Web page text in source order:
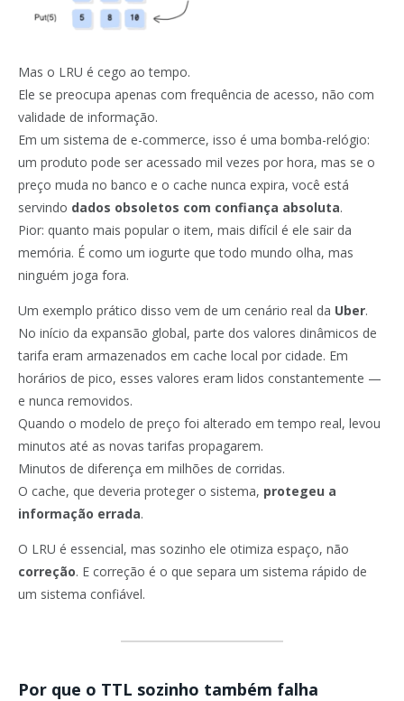
Mas o LRU é cego ao tempo.
Ele se preocupa apenas com frequência de acesso, não com
validade de informação.
Em um sistema de e-commerce, isso é uma bomba-relógio:
um produto pode ser acessado mil vezes por hora, mas se o
preço muda no banco e o cache nunca expira, você está
servindo dados obsoletos com confiança absoluta.
Pior: quanto mais popular o item, mais difícil é ele sair da
memória. É como um iogurte que todo mundo olha, mas
ninguém joga fora.
Um exemplo prático disso vem de um cenário real da Uber.
No início da expansão global, parte dos valores dinâmicos de
tarifa eram armazenados em cache local por cidade. Em
horários de pico, esses valores eram lidos constantemente —
e nunca removidos.
Quando o modelo de preço foi alterado em tempo real, levou
minutos até as novas tarifas propagarem.
Minutos de diferença em milhões de corridas.
O cache, que deveria proteger o sistema, protegeu a
informação errada.
O LRU é essencial, mas sozinho ele otimiza espaço, não
correção. E correção é o que separa um sistema rápido de
um sistema confiável.
Por que o TTL sozinho também falha